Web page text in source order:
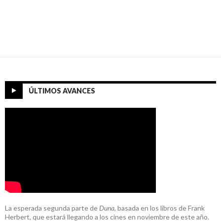
ÚLTIMOS AVANCES
La esperada segunda parte de Duna, basada en los libros de Frank
Herbert, que estará llegando a los cines en noviembre de este año.